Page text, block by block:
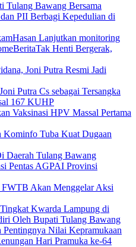
Tulang Bawang Bersama
PII Berbagi Kepedulian di
Lanjutkan monitoring
Henti Bergerak,
Joni Putra Resmi Jadi
Putra Cs sebagai Tersangka
167 KUHP
Vaksinasi HPV Massal Pertama
Kominfo Tuba Kuat Dugaan
Daerah Tulang Bawang
Pentas AGPAI Provinsi
FWTB Akan Menggelar Aksi
Kwarda Lampung di
Oleh Bupati Tulang Bawang
Nilai Kepramukaan
Hari Pramuka ke-64